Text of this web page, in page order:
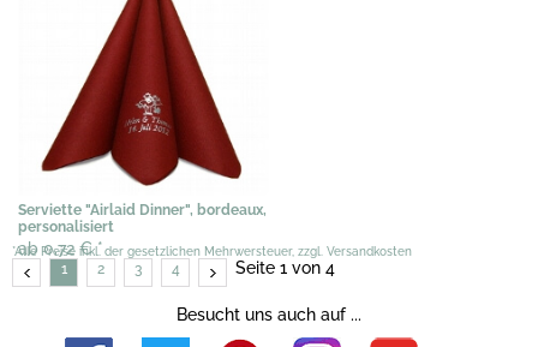
Serviette "Airlaid Dinner", bordeaux,
personalisiert
ab 0,72 €*
*Alle Preise inkl. der gesetzlichen Mehrwersteuer, zzgl. Versandkosten
Seite 1 von 4
1 2 3 4
Besucht uns auch auf ...